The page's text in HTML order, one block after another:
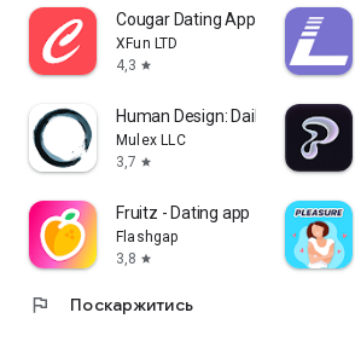
Cougar Dating App: Meet Mature
XFun LTD
4,3 star
Human Design: Daily Astrology
Mulex LLC
3,7 star
Fruitz - Dating app
Flashgap
3,8 star
flag Поскаржитись